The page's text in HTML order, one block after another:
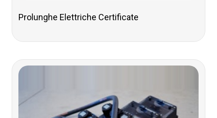
Prolunghe Elettriche Certificate